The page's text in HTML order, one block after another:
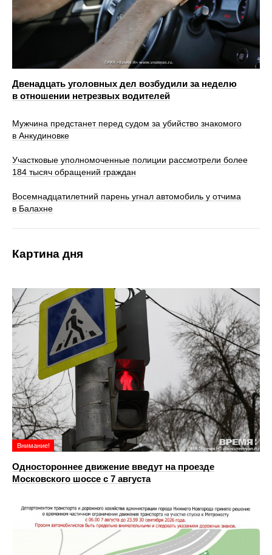
Двенадцать уголовных дел возбудили за неделю
в отношении нетрезвых водителей
Мужчина предстанет перед судом за убийство знакомого
в Анкудиновке
Участковые уполномоченные полиции рассмотрели более
184 тысяч обращений граждан
Восемнадцатилетний парень угнал автомобиль у отчима
в Балахне
Картина дня
Внимание!
Одностороннее движение введут на проезде
Московского шоссе с 7 августа